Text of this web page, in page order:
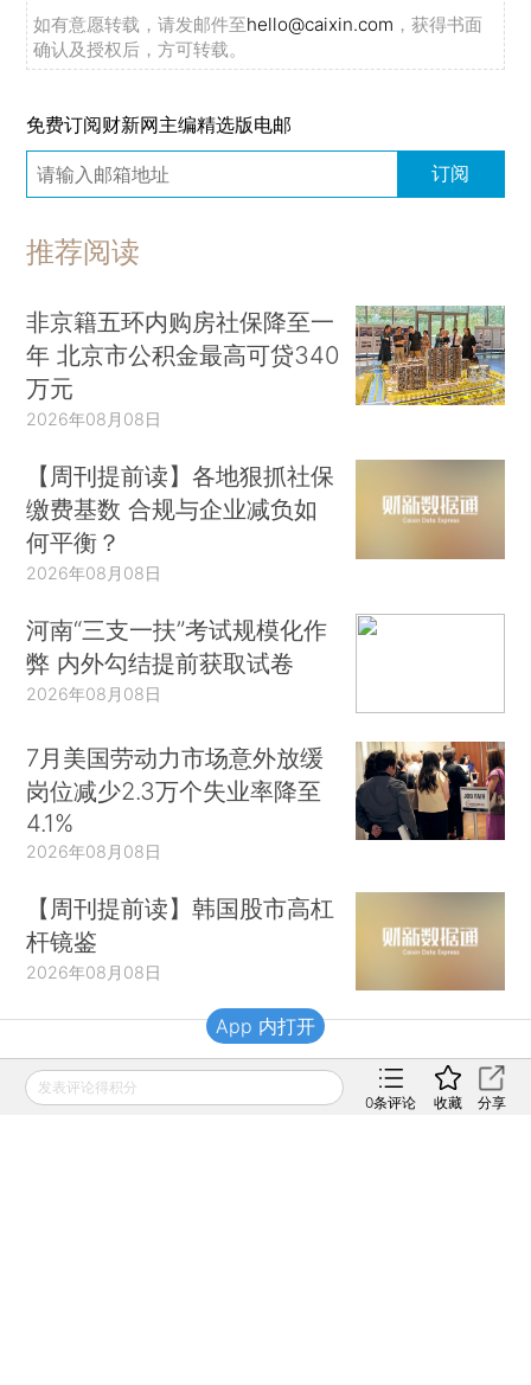
如有意愿转载，请发邮件至hello@caixin.com ，获得书面
确认及授权后，方可转载。
免费订阅财新网主编精选版电邮
订阅
推荐阅读
非京籍五环内购房社保降至一
年 北京市公积金最高可贷340
万元
2026年08月08日
【周刊提前读】各地狠抓社保
缴费基数 合规与企业减负如
何平衡？
2026年08月08日
河南“三支一扶”考试规模化作
弊 内外勾结提前获取试卷
2026年08月08日
7月美国劳动力市场意外放缓
岗位减少2.3万个失业率降至
4.1%
2026年08月08日
【周刊提前读】韩国股市高杠
杆镜鉴
2026年08月08日
财新移动
发表评论得积分
0条评论 收藏 分享
App 内打开